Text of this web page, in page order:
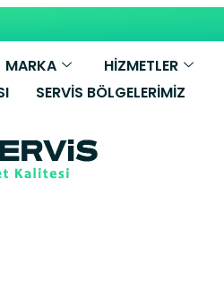
MARKA HİZMETLER
SERVIS BÖLGELERIMIZ